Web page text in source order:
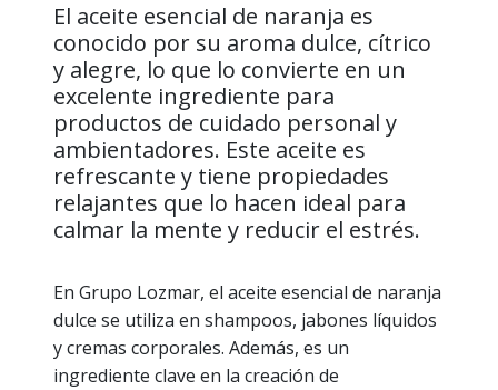
El aceite esencial de naranja es
conocido por su aroma dulce, cítrico
y alegre, lo que lo convierte en un
excelente ingrediente para
productos de cuidado personal y
ambientadores. Este aceite es
refrescante y tiene propiedades
relajantes que lo hacen ideal para
calmar la mente y reducir el estrés.
En Grupo Lozmar, el aceite esencial de naranja
dulce se utiliza en shampoos, jabones líquidos
y cremas corporales. Además, es un
ingrediente clave en la creación de